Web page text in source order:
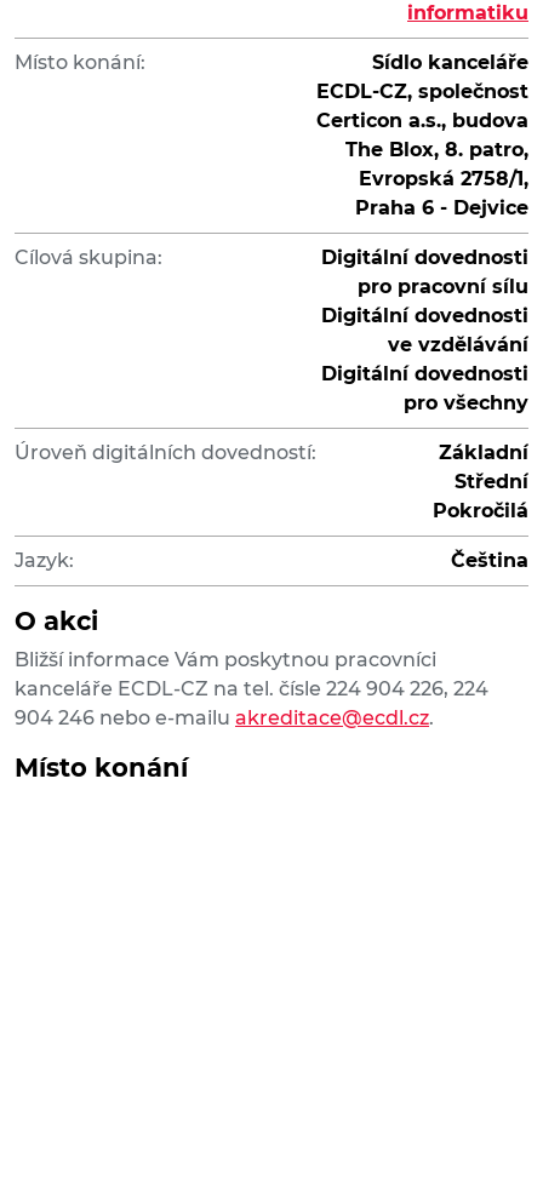
informatiku
Místo konání:
Sídlo kanceláře
ECDL-CZ, společnost
Certicon a.s., budova
The Blox, 8. patro,
Evropská 2758/1,
Praha 6 - Dejvice
Cílová skupina:
Digitální dovednosti
pro pracovní sílu
Digitální dovednosti
ve vzdělávání
Digitální dovednosti
pro všechny
Úroveň digitálních dovedností:
Základní
Střední
Pokročilá
Jazyk: Čeština
O akci
Bližší informace Vám poskytnou pracovníci
kanceláře ECDL-CZ na tel. čísle 224 904 226, 224
904 246 nebo e-mailu akreditace@ecdl.cz.
Místo konání